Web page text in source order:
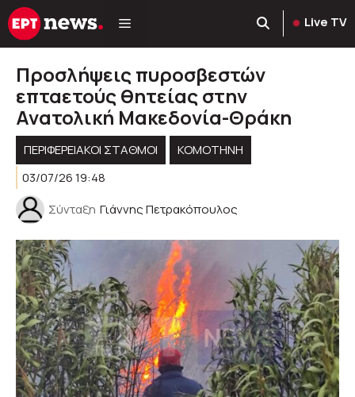
Μετάβαση
σε
Live TV
Προσλήψεις πυροσβεστών
επταετούς θητείας στην
Ανατολική Μακεδονία-Θράκη
ΠΕΡΙΦΕΡΕΙΑΚΟΊ ΣΤΑΘΜΟΊ
KOMOTHNH
03/07/26 19:48
Σύνταξη Γιάννης Πετρακόπουλος